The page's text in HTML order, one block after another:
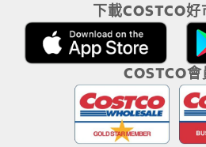
下載COSTCO
COSTCO會